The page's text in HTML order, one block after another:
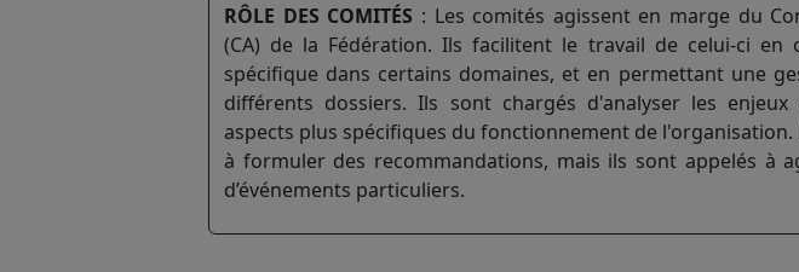
RÔLE DES COMITÉS : Les comités agissent en marge du
(CA) de la Fédération. Ils facilitent le travail de celui-ci en
spécifique dans certains domaines, et en permettant une
différents dossiers. Ils sont chargés d'analyser les
aspects plus spécifiques du fonctionnement de
à formuler des recommandations, mais ils sont appelés à
d’événements particuliers.